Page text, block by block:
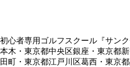
初心者専用ゴルフスクール『サン
本木・東京都中央区銀座・東京都
田町・東京都江戸川区葛西・東京